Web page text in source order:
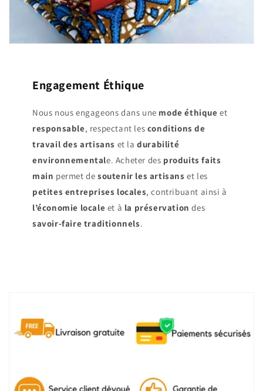
Engagement Éthique
Nous nous engageons dans une mode éthiqueet
responsable, respectant les conditions de
travail des artisans et ladurabilité
environnementale. Acheter des produits faits
main permet desoutenir les artisans et les
petites entreprises locales, contribuant ainsi à
l’économie locale et à la préservationdes
savoir-faire traditionnels.